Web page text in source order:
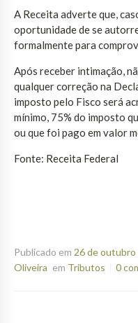
A Receita adverte que,
oportunidade de se
formalmente para
Após receber intimação,
qualquer correção na
imposto pelo Fisco será
mínimo, 75% do imposto
ou que foi pago em valor
Fonte: Receita Federal
Publicado em 26 de outubro
Oliveira em Tributos 0